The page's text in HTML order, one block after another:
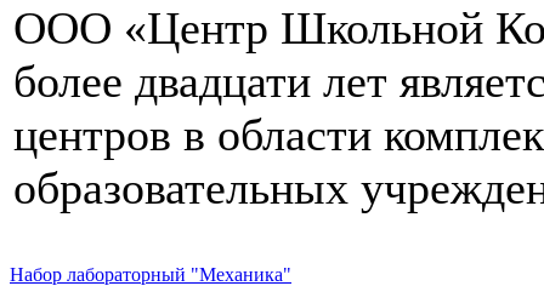
ООО «Центр Школьной
более двадцати лет
центров в области
образовательных
Набор лабораторный "Механика"